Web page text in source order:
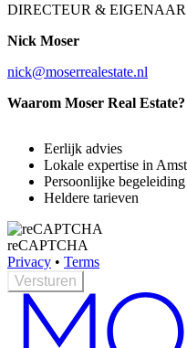
DIRECTEUR & EIGENAAR
Nick Moser
nick@moserrealestate.nl
Waarom Moser Real Estate?
Eerlijk advies
Lokale expertise in
Persoonlijke
Heldere tarieven
reCAPTCHA
Privacy • Terms
Versturen